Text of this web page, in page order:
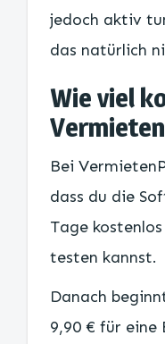
jedoch aktiv
das natürlich
Wie viel
Bei
dass du die
Tage
testen kannst.
Danach
9,90 € für eine